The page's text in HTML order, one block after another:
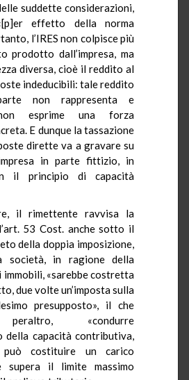
suddette considerazioni,
effetto della norma
l’IRES non colpisce più
prodotto dall’impresa, ma
diversa, cioè il reddito al
indeducibili: tale reddito
non rappresenta e
esprime una forza
E dunque la tassazione
dirette va a gravare su
in parte fittizio, in
il principio di capacità
il rimettente ravvisa la
53 Cost. anche sotto il
della doppia imposizione,
società, in ragione della
«sarebbe costretta
due volte un’imposta sulla
presupposto», il che
«condurre
della capacità contributiva,
può costituire un carico
supera il limite massimo